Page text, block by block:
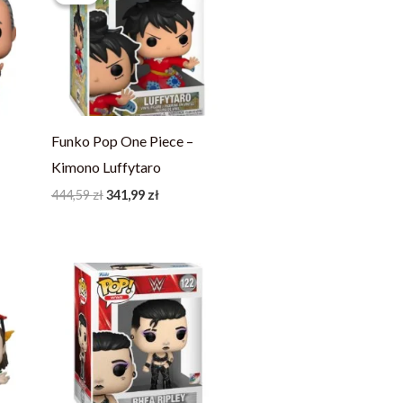
Funko Pop One Piece –
Kimono Luffytaro
444,59zł
444,59 zł.
341,99 zł
341,99 zł.